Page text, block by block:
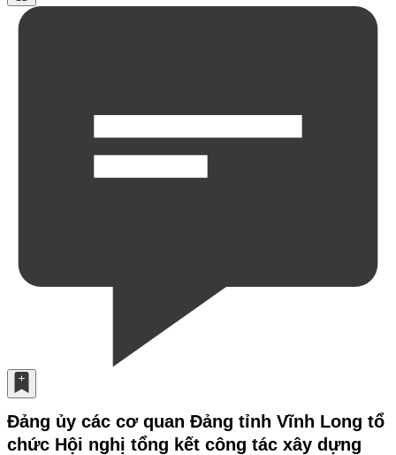
Đảng ủy các cơ quan Đảng tỉnh Vĩnh Long tổ
chức Hội nghị tổng kết công tác xây dựng